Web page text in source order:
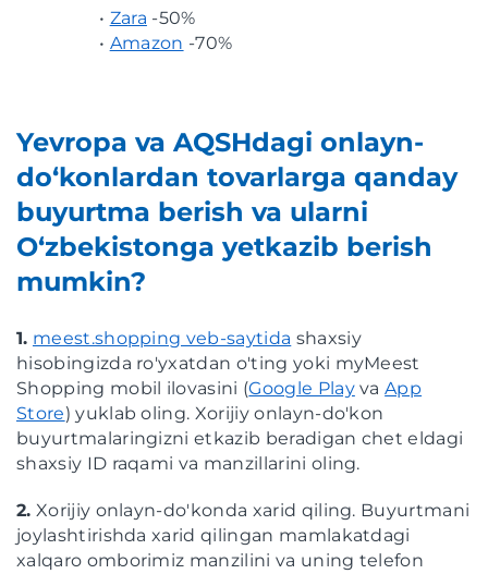
• Zara -50%
• Amazon -70%
Yevropa va AQSHdagi onlayn-
do‘konlardan tovarlarga qanday
buyurtma berish va ularni
O‘zbekistonga yetkazib berish
mumkin?
1. meest.shopping veb-saytida shaxsiy
hisobingizda ro'yxatdan o'ting yoki myMeest
Shopping mobil ilovasini (Google PlayvaApp
Store) yuklab oling. Xorijiy onlayn-do'kon
buyurtmalaringizni etkazib beradigan chet eldagi
shaxsiy ID raqami va manzillarini oling.
2. Xorijiy onlayn-do'konda xarid qiling. Buyurtmani
joylashtirishda xarid qilingan mamlakatdagi
xalqaro omborimiz manzilini va uning telefon